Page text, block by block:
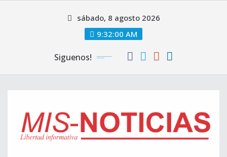
sábado, 8 agosto 2026
9:32:00 AM
Siguenos!